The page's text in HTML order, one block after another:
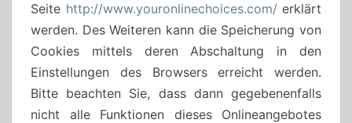
Seite http://www.youronlinechoices.com/erklärt
werden. Des Weiteren kann die Speicherung von
Cookies mittels deren Abschaltung in den
Einstellungen des Browsers erreicht werden.
Bitte beachten Sie, dass dann gegebenenfalls
nicht alle Funktionen dieses Onlineangebotes